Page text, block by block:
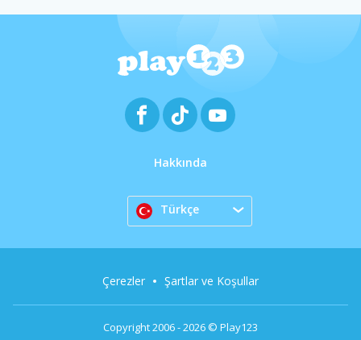
Hakkında
Türkçe
Copyright 2006 - 2026 © Play123
Çerezler Şartlar ve Koşullar